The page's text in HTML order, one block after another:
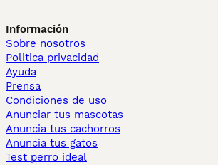
Información
Sobre nosotros
Politica privacidad
Ayuda
Prensa
Condiciones de uso
Anunciar tus mascotas
Anuncia tus cachorros
Anuncia tus gatos
Test perro ideal